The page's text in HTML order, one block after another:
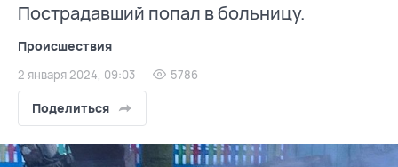
Пострадавший попал в больницу.
Происшествия
2 января 2024, 09:03 5786
Поделиться